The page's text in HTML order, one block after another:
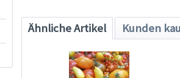
Ähnliche Artikel Kunden